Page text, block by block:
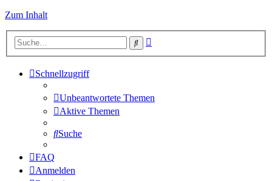
Zum Inhalt
Suche
Schnellzugriff
Unbeantwortete Themen
Aktive Themen
Suche
FAQ
Anmelden